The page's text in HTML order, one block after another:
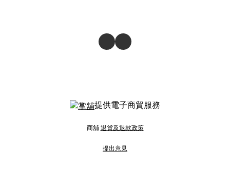
提供電子商貿服務
商舖 退貨及退款政策
提出意見